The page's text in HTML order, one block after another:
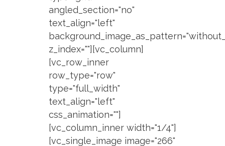
angled_section="no"
text_align="left"
z_index=""][vc_column]
[vc_row_inner
row_type="row"
type="full_width"
text_align="left"
css_animation=""]
[vc_column_inner width="1/4"]
[vc_single_image image="266"